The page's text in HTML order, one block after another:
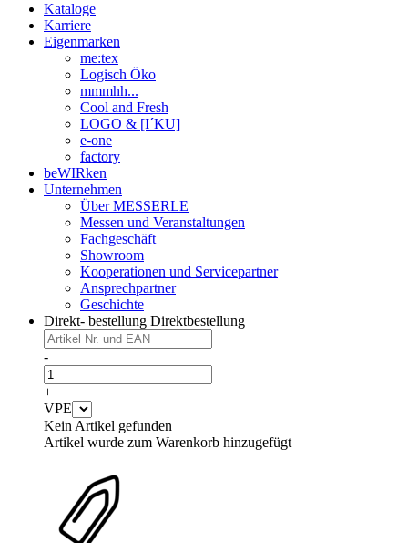
Kataloge
Karriere
Eigenmarken
me:tex
Logisch Öko
mmmhh...
Cool and Fresh
LOGO & [I´KU]
e-one
factory
beWIRken
Unternehmen
Über MESSERLE
Messen und Veranstaltungen
Fachgeschäft
Showroom
Kooperationen und Servicepartner
Ansprechpartner
Geschichte
Direkt- bestellung Direktbestellung
-
+
VPE
Kein Artikel gefunden
Artikel wurde zum Warenkorb hinzugefügt